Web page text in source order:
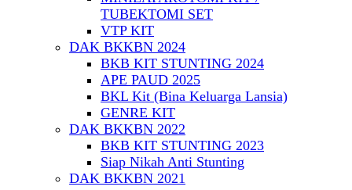
TUBEKTOMI SET
VTP KIT
DAK BKKBN 2024
BKB KIT STUNTING 2024
APE PAUD 2025
BKL Kit (Bina Keluarga Lansia)
GENRE KIT
DAK BKKBN 2022
BKB KIT STUNTING 2023
Siap Nikah Anti Stunting
DAK BKKBN 2021